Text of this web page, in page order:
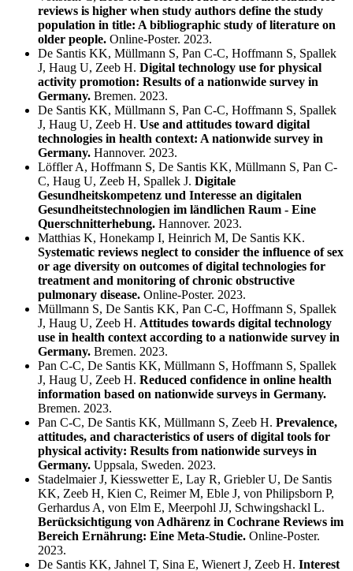
reviews is higher when study authors define the study
population in title: A bibliographic study of literature on
older people. Online-Poster. 2023.
De Santis KK, Müllmann S, Pan C-C, Hoffmann S, Spallek
J, Haug U, Zeeb H. Digital technology use for physical
activity promotion: Results of a nationwide survey in
Germany. Bremen. 2023.
De Santis KK, Müllmann S, Pan C-C, Hoffmann S, Spallek
J, Haug U, Zeeb H. Use and attitudes toward digital
technologies in health context: A nationwide survey in
Germany. Hannover. 2023.
Löffler A, Hoffmann S, De Santis KK, Müllmann S, Pan C-
C, Haug U, Zeeb H, Spallek J. Digitale
Gesundheitskompetenz und Interesse an digitalen
Gesundheitstechnologien im ländlichen Raum - Eine
Querschnitterhebung. Hannover. 2023.
Matthias K, Honekamp I, Heinrich M, De Santis KK.
Systematic reviews neglect to consider the influence of sex
or age diversity on outcomes of digital technologies for
treatment and monitoring of chronic obstructive
pulmonary disease. Online-Poster. 2023.
Müllmann S, De Santis KK, Pan C-C, Hoffmann S, Spallek
J, Haug U, Zeeb H. Attitudes towards digital technology
use in health context according to a nationwide survey in
Germany. Bremen. 2023.
Pan C-C, De Santis KK, Müllmann S, Hoffmann S, Spallek
J, Haug U, Zeeb H. Reduced confidence in online health
information based on nationwide surveys in Germany.
Bremen. 2023.
Pan C-C, De Santis KK, Müllmann S, Zeeb H. Prevalence,
attitudes, and characteristics of users of digital tools for
physical activity: Results from nationwide surveys in
Germany. Uppsala, Sweden. 2023.
Stadelmaier J, Kiesswetter E, Lay R, Griebler U, De Santis
KK, Zeeb H, Kien C, Reimer M, Eble J, von Philipsborn P,
Gerhardus A, von Elm E, Meerpohl JJ, Schwingshackl L.
Berücksichtigung von Adhärenz in Cochrane Reviews im
Bereich Ernährung: Eine Meta-Studie. Online-Poster.
2023.
De Santis KK, Jahnel T, Sina E, Wienert J, Zeeb H. Interest